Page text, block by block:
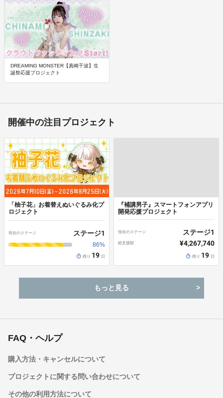
販売価格帯
各プロジェクトページに記載のリワード代金をご確認ください。
※価格はすべて税込表示です。
商品等の引き渡し時期・発送方法
商品の引渡し時期またはサービスの提供時期は、各プロジェクトペ
ージに記載しておりますのでご確認ください。
代金の支払時期および方法
《決済手段》
・セブンイレブン
・ヤマザキデイリーストア
《支払時期》
・All or Nothingリワード：商品購入時に決済が行われ、プロジェク
トが成立しなかった場合には返金処理が行われます。
・All Inリワード：商品購入時に決済されます。
商品代金以外に必要な費用
送料は商品代金に含まれており、別途ご負担いただく費用はありま
せん。
返品・不良品について
輸送による商品の破損、または発送ミスがあった場合のみ返品をお
受けいたします。
商品到着後14日以内に弊社までご連絡いただいた後、出品者より案
内のある返送先へご返送ください。
《不良品の取扱条件》
商品到着後は必ず内容をご確認ください。
内容確認後、出品者より対応方法をご案内いたします。
キャンセルについて
決済完了後の返金は一切できません。
DREAMING MONSTER【真崎千波】生
誕祭応援プロジェクト
開催中の注目プロジェクト
「柚子花」お着替えぬいぐるみ化プ
ロジェクト
現在のステージ ステージ1
86%
残り 19 日
『補講男子』スマートフォンアプリ
開発応援プロジェクト
現在のステージ ステージ1
総支援額 ¥4,267,740
残り 19 日
もっと見る
FAQ・ヘルプ
購入方法・キャンセルについて
プロジェクトに関する問い合わせについて
その他の利用方法について